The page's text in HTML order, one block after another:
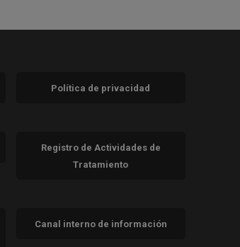
Política de privacidad
Registro de Actividades de
Tratamiento
Canal interno de información